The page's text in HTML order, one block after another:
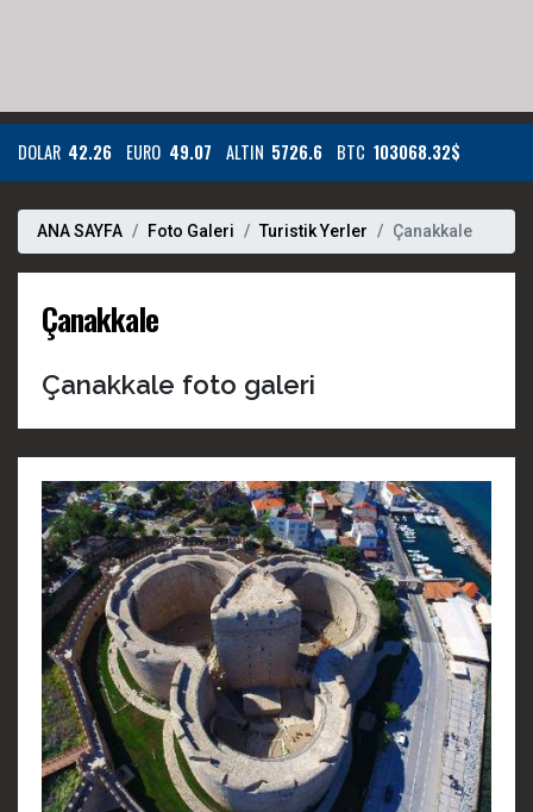
DOLAR 42.26 EURO 49.07 ALTIN 5726.6 BTC 103068.32$
ANA SAYFA Foto Galeri Turistik Yerler Çanakkale
Çanakkale
Çanakkale foto galeri